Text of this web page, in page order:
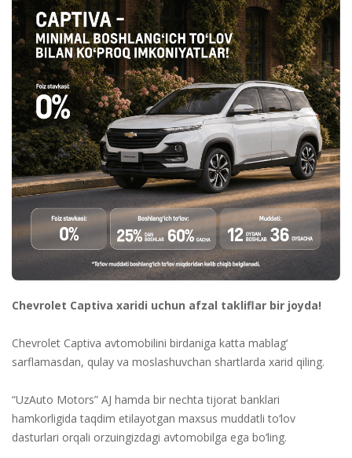
Chevrolet Captiva xaridi uchun afzal takliflar bir joyda!
Chevrolet Captiva avtomobilini birdaniga katta mablag‘
sarflamasdan, qulay va moslashuvchan shartlarda xarid qiling.
“UzAuto Motors” AJ hamda bir nechta tijorat banklari
hamkorligida taqdim etilayotgan maxsus muddatli to‘lov
dasturlari orqali orzuingizdagi avtomobilga ega bo‘ling.